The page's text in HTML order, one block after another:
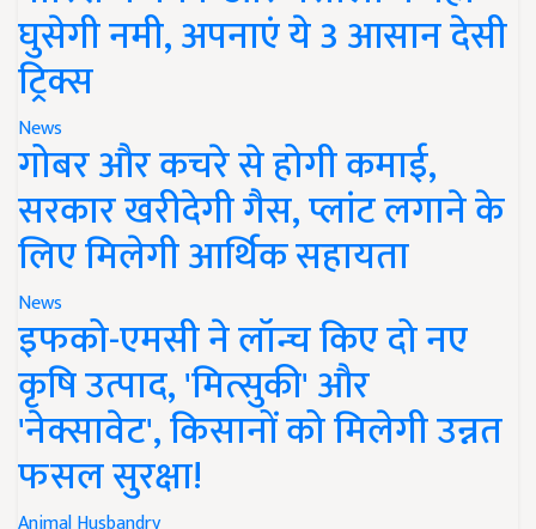
घुसेगी नमी, अपनाएं ये 3 आसान देसी
ट्रिक्स
News
गोबर और कचरे से होगी कमाई,
सरकार खरीदेगी गैस, प्लांट लगाने के
लिए मिलेगी आर्थिक सहायता
News
इफको-एमसी ने लॉन्च किए दो नए
कृषि उत्पाद, 'मित्सुकी' और
'नेक्सावेट', किसानों को मिलेगी उन्नत
फसल सुरक्षा!